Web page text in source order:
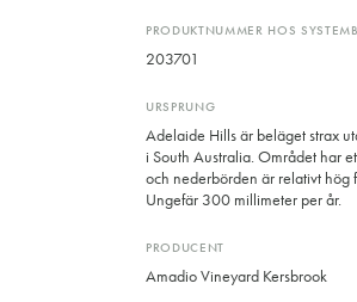
PRODUKTNUMMER HOS
203701
URSPRUNG
Adelaide Hills är beläget strax
i South Australia. Området har
och nederbörden är relativt hög
Ungefär 300 millimeter per år.
PRODUCENT
Amadio Vineyard Kersbrook